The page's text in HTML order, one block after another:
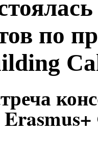
по
Erasmus+